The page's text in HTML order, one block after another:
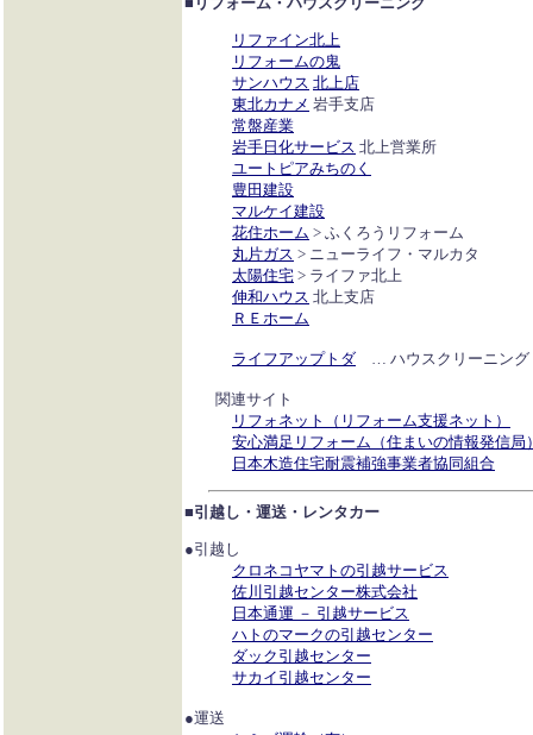
リファイン北上
リフォームの鬼
サンハウス 北上店
東北カナメ 岩手支店
常盤産業
岩手日化サービス 北上営業所
ユートピアみちのく
豊田建設
マルケイ建設
花住ホーム > ふくろうリフォーム
丸片ガス > ニューライフ・マルカタ
太陽住宅 > ライファ北上
伸和ハウス 北上支店
ＲＥホーム
ライフアップトダ … ハウスクリーニング
関連サイト
リフォネット（リフォーム支援ネット）
安心満足リフォーム（住まいの情報発信局
日本木造住宅耐震補強事業者協同組合
■引越し・運送・レンタカー
●引越し
クロネコヤマトの引越サービス
佐川引越センター株式会社
日本通運 － 引越サービス
ハトのマークの引越センター
ダック引越センター
サカイ引越センター
●運送